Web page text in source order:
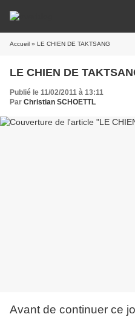
Accueil » LE CHIEN DE TAKTSANG
LE CHIEN DE
Publié le 11/02/2011 à 13:11
Par Christian SCHOETTL
Avant de continuer ce